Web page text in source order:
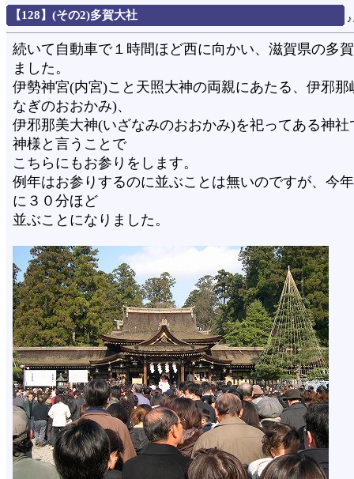
【128】(その2)多賀大社
続いて自動車で１時間ほど西に向かい、滋賀県の多
ました。
伊勢神宮(内宮)こと天照大神の両親にあたる、伊邪那
なぎのおおかみ)、
伊邪那美大神(いざなみのおおかみ)を祀ってある神社
神様と言うことで
こちらにもお参りをします。
例年はお参りするのに並ぶことは無いのですが、今
に３０分ほど
並ぶことになりました。